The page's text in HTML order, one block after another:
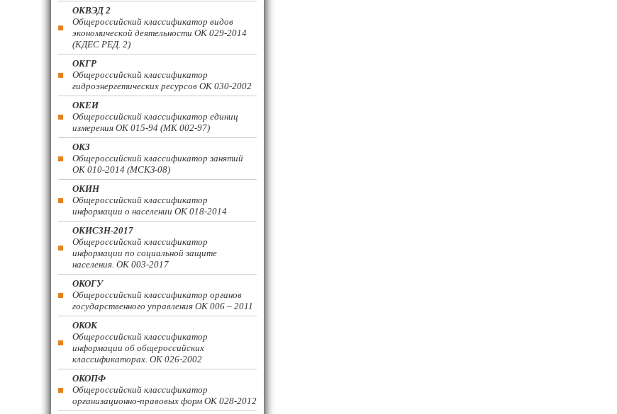
ОКВЭД 2
Общероссийский классификатор видов
экономической деятельности ОК 029-2014
(КДЕС РЕД. 2)
ОКГР
Общероссийский классификатор
гидроэнергетических ресурсов ОК 030-2002
ОКЕИ
Общероссийский классификатор единиц
измерения ОК 015-94 (МК 002-97)
ОКЗ
Общероссийский классификатор занятий
ОК 010-2014 (МСКЗ-08)
ОКИН
Общероссийский классификатор
информации о населении ОК 018-2014
ОКИСЗН-2017
Общероссийский классификатор
информации по социальной защите
населения. ОК 003-2017
ОКОГУ
Общероссийский классификатор органов
государственного управления ОК 006 – 2011
ОКОК
Общероссийский классификатор
информации об общероссийских
классификаторах. ОК 026-2002
ОКОПФ
Общероссийский классификатор
организационно-правовых форм ОК 028-2012